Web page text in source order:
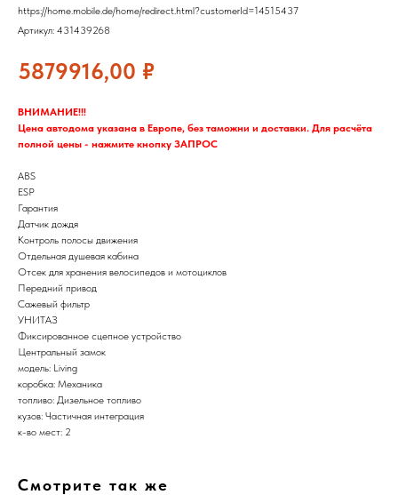
https://home.mobile.de/home/redirect.html?customerId=14515437
Артикул: 431439268
5879916,00 ₽
ВНИМАНИЕ!!!
Цена автодома указана в Европе, без таможни и доставки. Для расчёта
полной цены - нажмите кнопку ЗАПРОС
ABS
ESP
Гарантия
Датчик дождя
Контроль полосы движения
Отдельная душевая кабина
Отсек для хранения велосипедов и мотоциклов
Передний привод
Сажевый фильтр
УНИТАЗ
Фиксированное сцепное устройство
Центральный замок
модель: Living
коробка: Механика
топливо: Дизельное топливо
кузов: Частичная интеграция
к-во мест: 2
Смотрите так же